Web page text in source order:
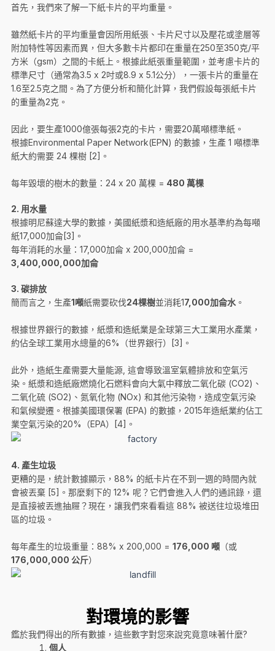
首先，我們來了解一下紙卡片的平均重量。
雖然紙卡片的平均重量會因所用紙張、卡片尺寸以及壓花或塗層等
附加特性等因素而異，但大多數卡片都印在重量在250至350克/平
方米（gsm）之間的卡紙上。根據此紙張重量範圍，並考慮卡片的
標準尺寸（通常為3.5 x 2吋或8.9 x 5.1公分），一張卡片的重量在
1.6至2.5克之間。為了方便分析和簡化計算，我們假設每張紙卡片
的重量為2克。
因此，要生產1000億張每張2克的卡片，需要20萬噸標準紙。
根據Environmental Paper Network(EPN) 的數據，生產 1 噸標準
紙大約需要 24 棵樹 [2]。
每年毀壞的樹木的數量：24 x 20 萬棵 = 480 萬棵
2. 用水量
根據明尼蘇達大學的數據，美國紙漿和造紙廠的用水基準約為每噸
紙17,000加侖[3]。
每年消耗的水量：17,000加侖 x 200,000加侖 =
3,400,000,000加侖
3. 碳排放
簡而言之，生產1噸紙需要砍伐24棵樹並消耗17,000加侖水。
根據世界銀行的數據，紙漿和造紙業是全球第三大工業用水產業，
約佔全球工業用水總量的6%（世界銀行）[3]。
此外，造紙生產需要大量能源, 這會導致溫室氣體排放和空氣污
染。紙漿和造紙廠燃燒化石燃料會向大氣中釋放二氧化碳 (CO2)、
二氧化硫 (SO2)、氮氧化物 (NOx) 和其他污染物，造成空氣污染
和氣候變遷。根據美國環保署 (EPA) 的數據，2015年造紙業約佔工
業空氣污染的20%（EPA）[4]。
4. 產生垃圾
更糟的是，統計數據顯示，88% 的紙卡片在不到一週的時間內就
會被丟棄 [5]。那麼剩下的 12% 呢？它們會進入人們的通訊錄，還
是直接被丟進抽屜？現在，讓我們來看看這 88% 被送往垃圾堆田
區的垃圾。
每年產生的垃圾重量：88% x 200,000 = 176,000 噸（或
176,000,000 公斤）
對環境的影響
鑑於我們得出的所有數據，這些數字對您來說究竟意味著什麼?
個人